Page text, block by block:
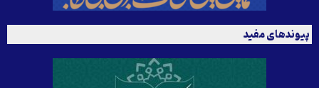
پیوندهای مفید